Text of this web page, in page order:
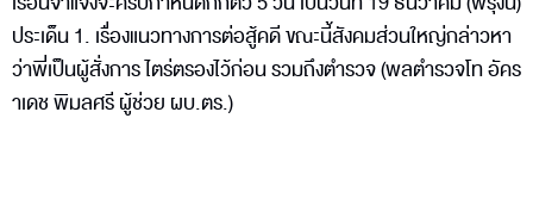
ประเด็น 1. เรื่องแนวทางการต่อสู้คดี ขณะนี้สังคมส่วนใหญ่กล่าวหา
ว่าพี่เป็นผู้สั่งการ ไตร่ตรองไว้ก่อน รวมถึงตำรวจ (พลตำรวจโท อัคร
าเดช พิมลศรี ผู้ช่วย ผบ.ตร.)